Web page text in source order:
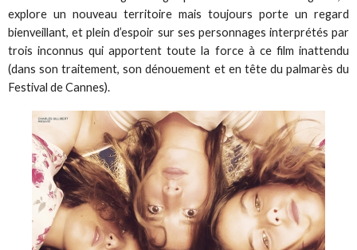
explore un nouveau territoire mais toujours porte un regard
bienveillant, et plein d’espoir sur ses personnages interprétés par
trois inconnus qui apportent toute la force à ce film inattendu
(dans son traitement, son dénouement et en tête du palmarès du
Festival de Cannes).